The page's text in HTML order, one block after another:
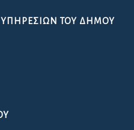
ΥΠΗΡΕΣΙΏΝ ΤΟΥ ΔΉΜΟΥ